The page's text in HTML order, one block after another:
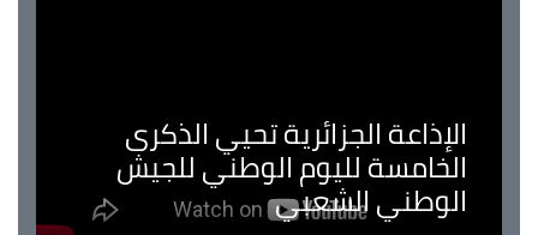
الإذاعة الجزائرية تحيي الذكرى
الخامسة لليوم الوطني للجيش
الوطني الشعبي